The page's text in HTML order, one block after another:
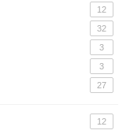
12
32
3
3
27
12